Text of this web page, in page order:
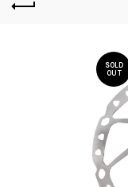
SOLD
OUT